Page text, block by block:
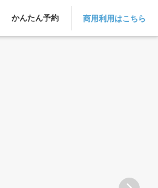
かんたん予約 商用利用はこちら